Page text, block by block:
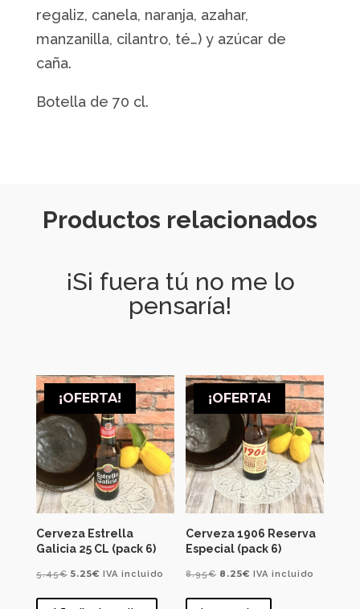
regaliz, canela, naranja, azahar,
manzanilla, cilantro, té…) y azúcar de
caña.
Botella de 70 cl.
Productos relacionados
¡Si fuera tú no me lo
pensaría!
¡OFERTA!
Cerveza Estrella
Galicia 25 CL (pack 6)
5.45€ El
5.25€ElIVA incluido
¡OFERTA!
Cerveza 1906 Reserva
Especial (pack 6)
8.95€ El
8.25€ El
IVA incluido